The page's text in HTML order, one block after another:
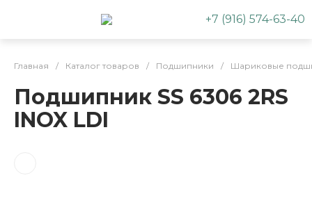
+7 (916) 574-63-40
Главная / Каталог товаров / Подшипники / Шариковые
Подшипник SS 6306 2RS
INOX LDI